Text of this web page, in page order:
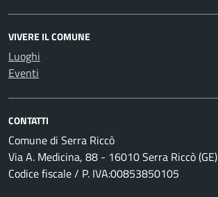
VIVERE IL COMUNE
Luoghi
Eventi
CONTATTI
Comune di Serra Riccò
Via A. Medicina, 88 - 16010 Serra Riccò (GE)
Codice fiscale / P. IVA:00853850105